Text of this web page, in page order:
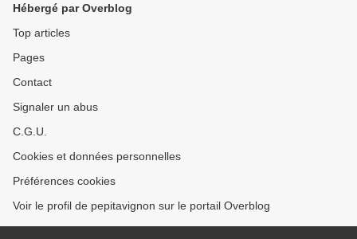
Hébergé par Overblog
Top articles
Pages
Contact
Signaler un abus
C.G.U.
Cookies et données personnelles
Préférences cookies
Voir le profil de pepitavignon sur le portail Overblog